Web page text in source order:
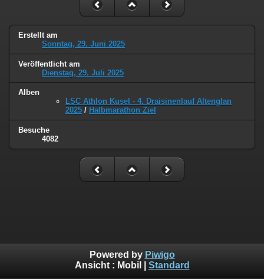
Erstellt am
Sonntag, 29. Juni 2025
Veröffentlicht am
Dienstag, 29. Juli 2025
Alben
LSC Athlon Kusel - 4. Draisinenlauf Altenglan
2025 / Halbmarathon Ziel
Besuche
4082
Powered by Piwigo
Ansicht : Mobil Standard